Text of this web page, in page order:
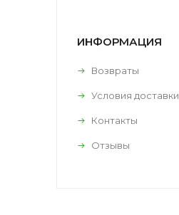
ИНФОРМАЦИЯ
Возвраты
Условия доставки
Контакты
Отзывы